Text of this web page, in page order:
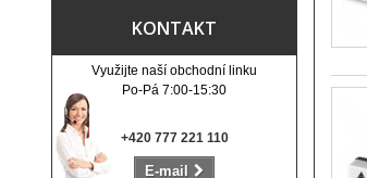
KONTAKT
Využijte naší obchodní linku
Po-Pá 7:00-15:30
+420 777 221 110
E-mail